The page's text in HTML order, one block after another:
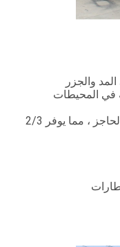
1. انخفاض تكلفة النقل ، يمكن طي نقل الحاجز ، مما يوفر 2/3